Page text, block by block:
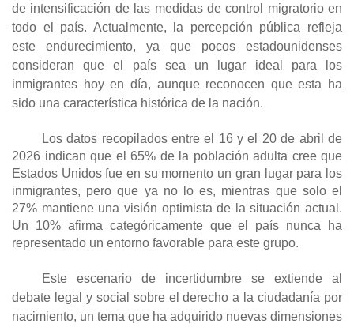
de intensificación de las medidas de control migratorio en
todo el país. Actualmente, la percepción pública refleja
este endurecimiento, ya que pocos estadounidenses
consideran que el país sea un lugar ideal para los
inmigrantes hoy en día, aunque reconocen que esta ha
sido una característica histórica de la nación.
Los datos recopilados entre el 16 y el 20 de abril de
2026 indican que el 65% de la población adulta cree que
Estados Unidos fue en su momento un gran lugar para los
inmigrantes, pero que ya no lo es, mientras que solo el
27% mantiene una visión optimista de la situación actual.
Un 10% afirma categóricamente que el país nunca ha
representado un entorno favorable para este grupo.
Este escenario de incertidumbre se extiende al
debate legal y social sobre el derecho a la ciudadanía por
nacimiento, un tema que ha adquirido nuevas dimensiones